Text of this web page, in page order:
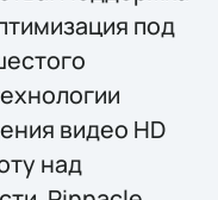
под
видео HD
над